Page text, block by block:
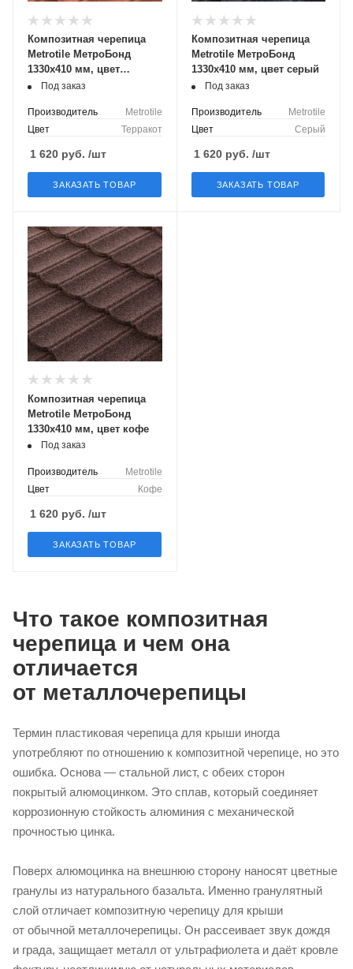
Композитная черепица
Metrotile МетроБонд
1330x410 мм, цвет
терракот
Под заказ
Производитель
Metrotile
Цвет
Терракот
1 620 руб. /шт
ЗАКАЗАТЬ ТОВАР
Композитная черепица
Metrotile МетроБонд
1330x410 мм, цвет серый
Под заказ
Производитель
Metrotile
Цвет
Серый
1 620руб. /шт
ЗАКАЗАТЬ ТОВАР
Композитная черепица
Metrotile МетроБонд
1330x410 мм, цвет кофе
Под заказ
Производитель
Metrotile
Цвет
Кофе
1 620 руб. /шт
ЗАКАЗАТЬ ТОВАР
Что такое композитная
черепица и чем она
отличается
от металлочерепицы
Термин пластиковая черепица для крыши иногда
употребляют по отношению к композитной черепице, но это
ошибка. Основа — стальной лист, с обеих сторон
покрытый алюмоцинком. Это сплав, который соединяет
коррозионную стойкость алюминия с механической
прочностью цинка.
Поверх алюмоцинка на внешнюю сторону наносят цветные
гранулы из натурального базальта. Именно гранулятный
слой отличает композитную черепицу для крыши
от обычной металлочерепицы. Он рассеивает звук дождя
и града, защищает металл от ультрафиолета и даёт кровле